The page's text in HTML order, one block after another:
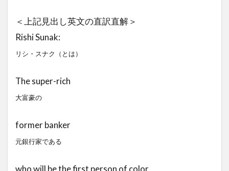
＜上記見出し英文の直訳直解＞
Rishi Sunak:
リシ・スナク（とは）
The super-rich
大富豪の
former banker
元銀行家である
who will be the first person of color